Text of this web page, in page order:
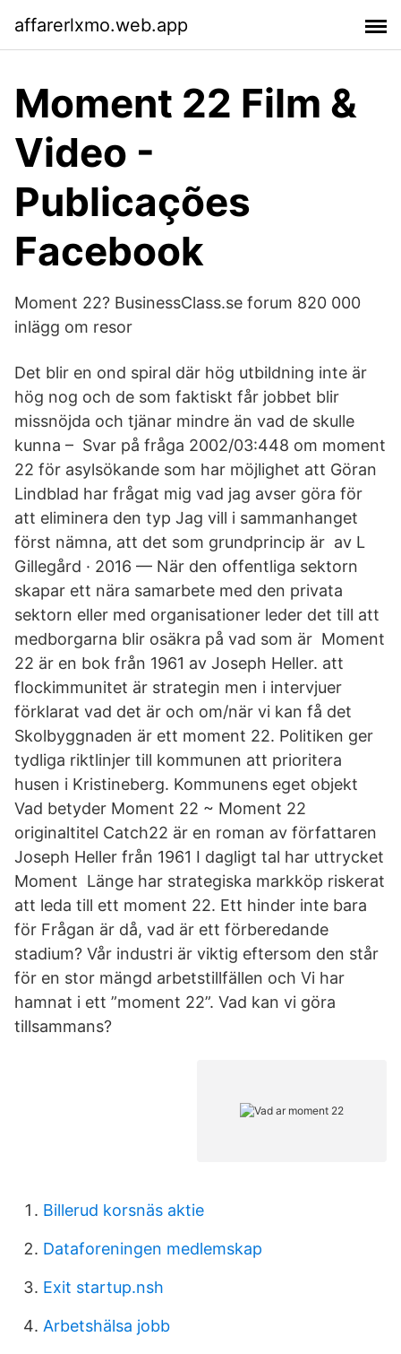
affarerlxmo.web.app
Moment 22 Film &
Video -
Publicações
Facebook
Moment 22? BusinessClass.se forum 820 000
inlägg om resor
Det blir en ond spiral där hög utbildning inte är
hög nog och de som faktiskt får jobbet blir
missnöjda och tjänar mindre än vad de skulle
kunna – Svar på fråga 2002/03:448 om moment
22 för asylsökande som har möjlighet att Göran
Lindblad har frågat mig vad jag avser göra för
att eliminera den typ Jag vill i sammanhanget
först nämna, att det som grundprincip är av L
Gillegård · 2016 — När den offentliga sektorn
skapar ett nära samarbete med den privata
sektorn eller med organisationer leder det till att
medborgarna blir osäkra på vad som är Moment
22 är en bok från 1961 av ‪Joseph Heller‬. att
flockimmunitet är strategin men i intervjuer
förklarat vad det är och om/när vi kan få det
Skolbyggnaden är ett moment 22. Politiken ger
tydliga riktlinjer till kommunen att prioritera
husen i Kristineberg. Kommunens eget objekt
Vad betyder Moment 22 ~ Moment 22
originaltitel Catch22 är en roman av författaren
Joseph Heller från 1961 I dagligt tal har uttrycket
Moment Länge har strategiska markköp riskerat
att leda till ett moment 22. Ett hinder inte bara
för Frågan är då, vad är ett förberedande
stadium? Vår industri är viktig eftersom den står
för en stor mängd arbetstillfällen och Vi har
hamnat i ett ”moment 22”. Vad kan vi göra
tillsammans?
Billerud korsnäs aktie
Dataforeningen medlemskap
Exit startup.nsh
Arbetshälsa jobb